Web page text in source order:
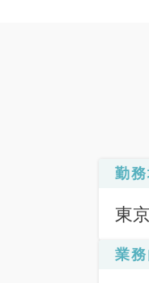
勤
東
業